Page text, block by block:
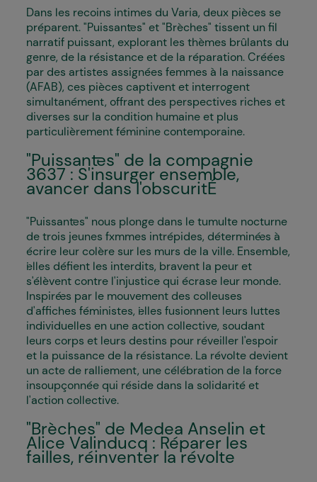
Dans les recoins intimes du Varia, deux pièces se
préparent. "Puissant·es" et "Brèches" tissent un fil
narratif puissant, explorant les thèmes brûlants du
genre, de la résistance et de la réparation. Créées
par des artistes assignées femmes à la naissance
(AFAB), ces pièces captivent et interrogent
simultanément, offrant des perspectives riches et
diverses sur la condition humaine et plus
particulièrement féminine contemporaine.
"Puissant·es" de la compagnie
3637 : S'insurger ensemble,
avancer dans l'obscuritÉ
"Puissant·es" nous plonge dans le tumulte nocturne
de trois jeunes fxmmes intrépides, déterminé·es à
écrire leur colère sur les murs de la ville. Ensemble,
i·elles défient les interdits, bravent la peur et
s'élèvent contre l'injustice qui écrase leur monde.
Inspiré·es par le mouvement des colleuses
d'affiches féministes, i·elles fusionnent leurs luttes
individuelles en une action collective, soudant
leurs corps et leurs destins pour réveiller l'espoir
et la puissance de la résistance. La révolte devient
un acte de ralliement, une célébration de la force
insoupçonnée qui réside dans la solidarité et
l'action collective.
"Brèches" de Medea Anselin et
Alice Valinducq : Réparer les
failles, réinventer la révolte